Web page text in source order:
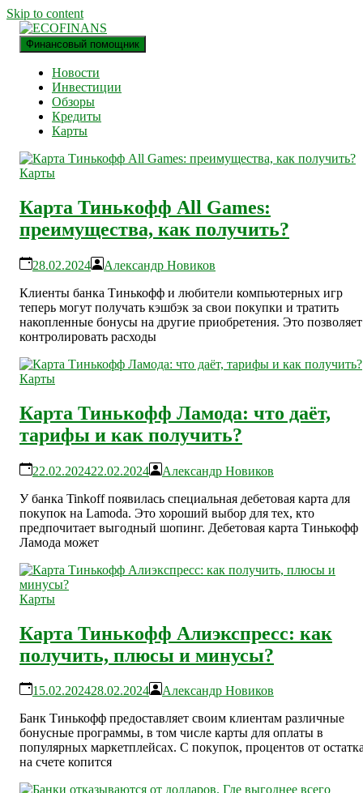
Skip to content
ECOFINANS
финансовый блог
Финансовый помощник
Новости
Инвестиции
Обзоры
Кредиты
Карты
Карты
Карта Тинькофф All Games:
преимущества, как получить?
28.02.2024
Александр Новиков
Клиенты банка Тинькофф и любители компьютерных игр
теперь могут получать кэшбэк за свои покупки и тратить
накопленные бонусы на другие приобретения. Это позволяет
контролировать расходы
Карты
Карта Тинькофф Ламода: что даёт,
тарифы и как получить?
22.02.202422.02.2024
Александр Новиков
У банка Tinkoff появилась специальная дебетовая карта для
покупок на Lamoda. Это хороший выбор для тех, кто
предпочитает выгодный шопинг. Дебетовая карта Тинькофф
Ламода может
Карты
Карта Тинькофф Алиэкспресс: как
получить, плюсы и минусы?
15.02.202428.02.2024
Александр Новиков
Банк Тинькофф предоставляет своим клиентам различные
бонусные программы, в том числе карты для оплаты в
популярных маркетплейсах. С покупок, процентов от
на счете копится